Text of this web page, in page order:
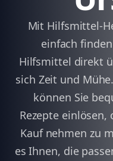
Mit Hilfsmittel-
einfach
Hilfsmittel direkt
sich Zeit und
können Sie
Rezepte
Kauf nehmen zu
es Ihnen, die